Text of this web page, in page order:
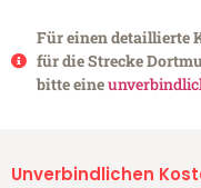
Für einen detaillierte
für die Strecke
bitte eine
Unverbindlichen